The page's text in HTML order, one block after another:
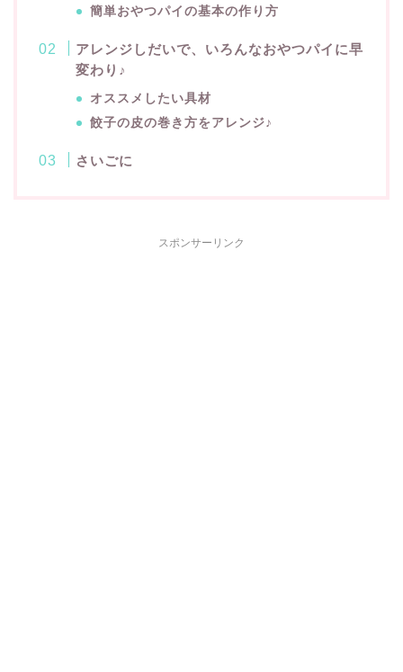
簡単おやつパイの基本の作り方
アレンジしだいで、いろんなおやつパイに早
変わり♪
オススメしたい具材
餃子の皮の巻き方をアレンジ♪
さいごに
スポンサーリンク